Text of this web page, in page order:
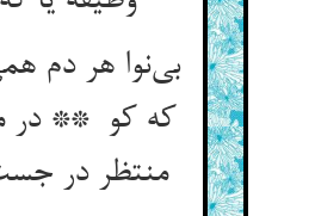
بی‌نوا هر دم
که کو ** در
منتظر در جست و جو